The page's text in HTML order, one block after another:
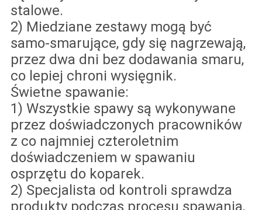
stalowe.
2) Miedziane zestawy mogą być
samo-smarujące, gdy się nagrzewają,
przez dwa dni bez dodawania smaru,
co lepiej chroni wysięgnik.
Świetne spawanie:
1) Wszystkie spawy są wykonywane
przez doświadczonych pracowników
z co najmniej czteroletnim
doświadczeniem w spawaniu
osprzętu do koparek.
2) Specjalista od kontroli sprawdza
produkty podczas procesu spawania,